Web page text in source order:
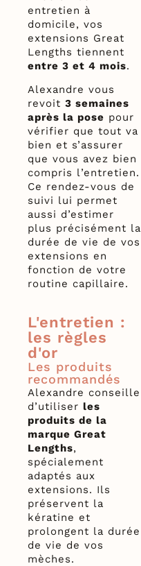
entretien à
domicile, vos
extensions Great
Lengths tiennent
entre 3 et 4 mois.
Alexandre vous
revoit 3 semaines
après la pose pour
vérifier que tout va
bien et s’assurer
que vous avez bien
compris l’entretien.
Ce rendez-vous de
suivi lui permet
aussi d’estimer
plus précisément la
durée de vie de vos
extensions en
fonction de votre
routine capillaire.
L'entretien :
les règles
d'or
Les produits
recommandés
Alexandre conseille
d’utiliser les
produits de la
marque Great
Lengths,
spécialement
adaptés aux
extensions. Ils
préservent la
kératine et
prolongent la durée
de vie de vos
mèches.